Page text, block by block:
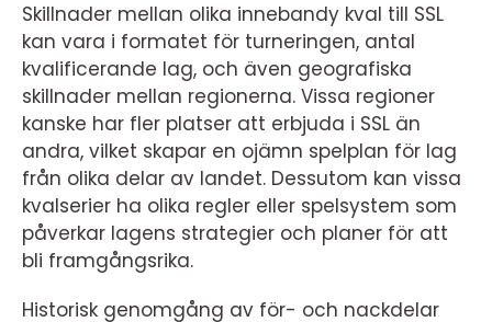
Skillnader mellan olika innebandy kval till SSL
kan vara i formatet för turneringen, antal
kvalificerande lag, och även geografiska
skillnader mellan regionerna. Vissa regioner
kanske har fler platser att erbjuda i SSL än
andra, vilket skapar en ojämn spelplan för lag
från olika delar av landet. Dessutom kan vissa
kvalserier ha olika regler eller spelsystem som
påverkar lagens strategier och planer för att
bli framgångsrika.
Historisk genomgång av för- och nackdelar